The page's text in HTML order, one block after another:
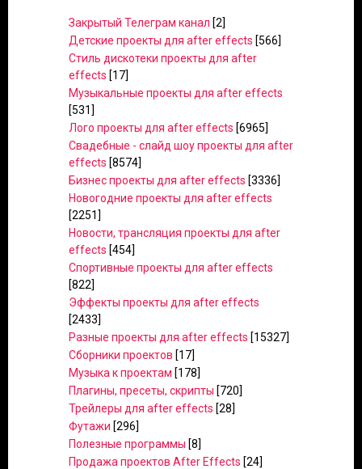
Закрытый Телеграм канал [2]
Детские проекты для after effects [566]
Стиль дискотеки проекты для after
effects [17]
Музыкальные проекты для after effects
[531]
Лого проекты для after effects [6965]
Свадебные - слайд шоу проекты для after
effects [8574]
Бизнес проекты для after effects [3336]
Новогодние проекты для after effects
[2251]
Новости, трансляция проекты для after
effects [454]
Спортивные проекты для after effects
[822]
Эффекты проекты для after effects
[2433]
Разные проекты для after effects [15327]
Сборники проектов [17]
Музыка к проектам [178]
Плагины, пресеты, скрипты [720]
Трейлеры для after effects [28]
Футажи [296]
Полезные программы [8]
Продажа проектов After Effects [24]